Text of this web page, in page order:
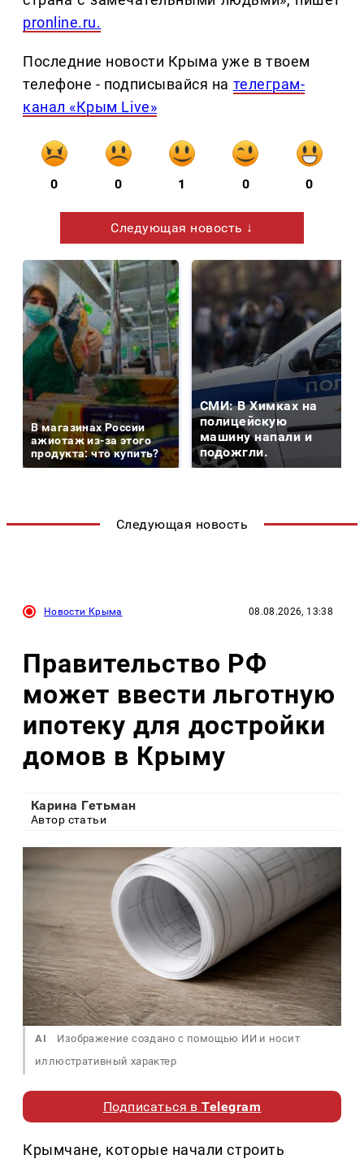
pronline.ru.
Последние новости Крыма уже в твоем
телефоне - подписывайся на телеграм-
канал «Крым Live»
0 0 1 0 0
Следующая новость ↓
В магазинах России
ажиотаж из-за этого
продукта: что купить?
СМИ: В Химках на
полицейскую
машину напали и
подожгли.
Следующая новость
Новости Крыма 08.08.2026, 13:38
Правительство РФ
может ввести льготную
ипотеку для достройки
домов в Крыму
Карина Гетьман
Автор статьи
AI
Изображение создано с помощью ИИ и носит
иллюстративный характер
Подписаться вTelegram
Крымчане, которые начали строить